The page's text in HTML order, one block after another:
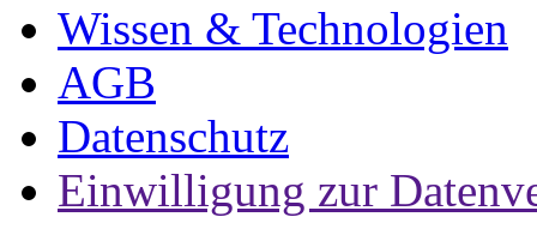
Wissen & Technologien
AGB
Datenschutz
Einwilligung zur